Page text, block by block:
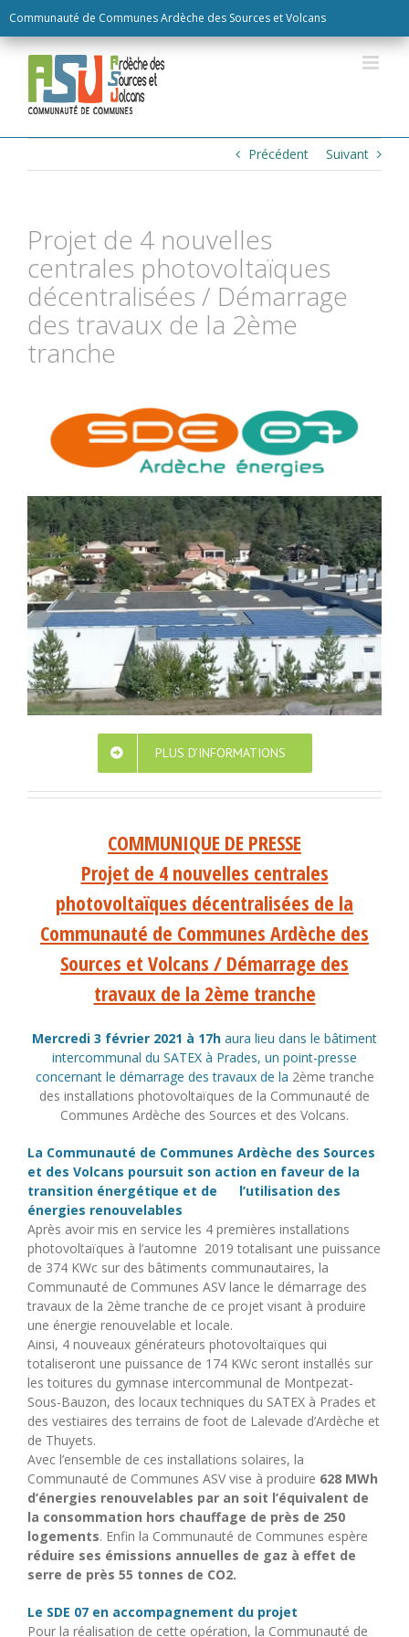
Communauté de Communes Ardèche des Sources et Volcans
to
content
Précédent Suivant
Projet de 4 nouvelles
centrales photovoltaïques
décentralisées / Démarrage
des travaux de la 2ème
tranche
PLUS D’INFORMATIONS
COMMUNIQUE DE PRESSE
Projet de 4 nouvelles centrales
photovoltaïques décentralisées de la
Communauté de Communes Ardèche des
Sources et Volcans / Démarrage des
travaux de la 2ème tranche
Mercredi 3 février 2021 à 17h aura lieu dans le bâtiment
intercommunal du SATEX à Prades, un point-presse
concernant le démarrage des travaux de la 2ème tranche
des installations photovoltaïques de la Communauté de
Communes Ardèche des Sources et des Volcans.
La Communauté de Communes Ardèche des Sources
et des Volcans poursuit son action en faveur de la
transition énergétique et de l’utilisation des
énergies renouvelables
Après avoir mis en service les 4 premières installations
photovoltaïques à l’automne 2019 totalisant une puissance
de 374 KWc sur des bâtiments communautaires, la
Communauté de Communes ASV lance le démarrage des
travaux de la 2ème tranche de ce projet visant à produire
une énergie renouvelable et locale.
Ainsi, 4 nouveaux générateurs photovoltaïques qui
totaliseront une puissance de 174 KWc seront installés sur
les toitures du gymnase intercommunal de Montpezat-
Sous-Bauzon, des locaux techniques du SATEX à Prades et
des vestiaires des terrains de foot de Lalevade d’Ardèche et
de Thuyets.
Avec l’ensemble de ces installations solaires, la
Communauté de Communes ASV vise à produire 628 MWh
d’énergies renouvelables par an soit l’équivalent de
la consommation hors chauffage de près de 250
logements. Enfin la Communauté de Communes espère
réduire ses émissions annuelles de gaz à effet de
serre de près 55 tonnes de CO2.
Le SDE 07 en accompagnement du projet
Pour la réalisation de cette opération, la Communauté de